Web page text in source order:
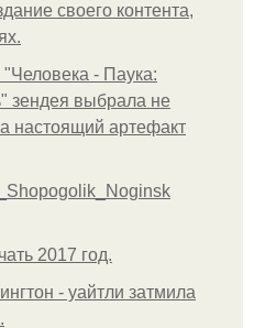
своего контента,
- Паука:
выбрала не
настоящий артефакт
2017 год.
- уайтли затмила